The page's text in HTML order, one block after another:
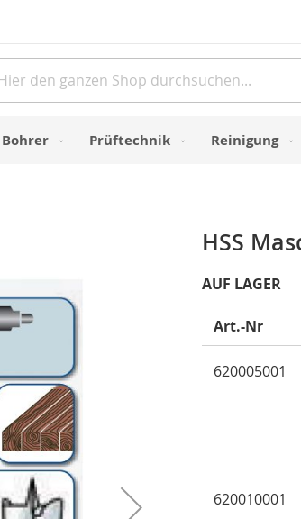
Bohrer Prüftechnik Reinigung
HSS
AUF LAGER
Produkte
Art.-Nr
620005001
620010001